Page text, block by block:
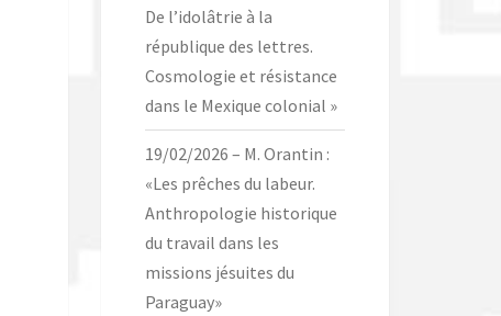
De l’idolâtrie à la
république des lettres.
Cosmologie et résistance
dans le Mexique colonial »
19/02/2026 – M. Orantin :
«Les prêches du labeur.
Anthropologie historique
du travail dans les
missions jésuites du
Paraguay»